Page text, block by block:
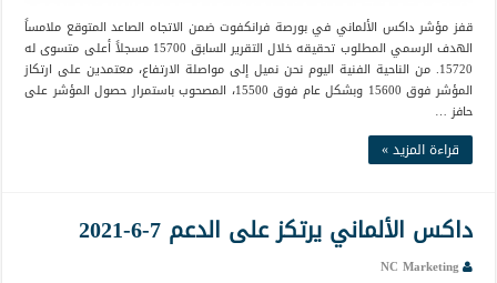
قفز مؤشر داكس الألماني في بورصة فرانكفوت ضمن الاتجاه الصاعد المتوقع ملامساً
الهدف الرسمي المطلوب تحقيقه خلال التقرير السابق 15700 مسجلاً أعلى متسوى له
15720. من الناحية الفنية اليوم نحن نميل إلى مواصلة الارتفاع، معتمدين على ارتكاز
المؤشر فوق 15600 وبشكل عام فوق 15500، المصحوب باستمرار حصول المؤشر على
حافز …
قراءة المزيد »
داكس الألماني يرتكز على الدعم 7-6-2021
NC Marketing